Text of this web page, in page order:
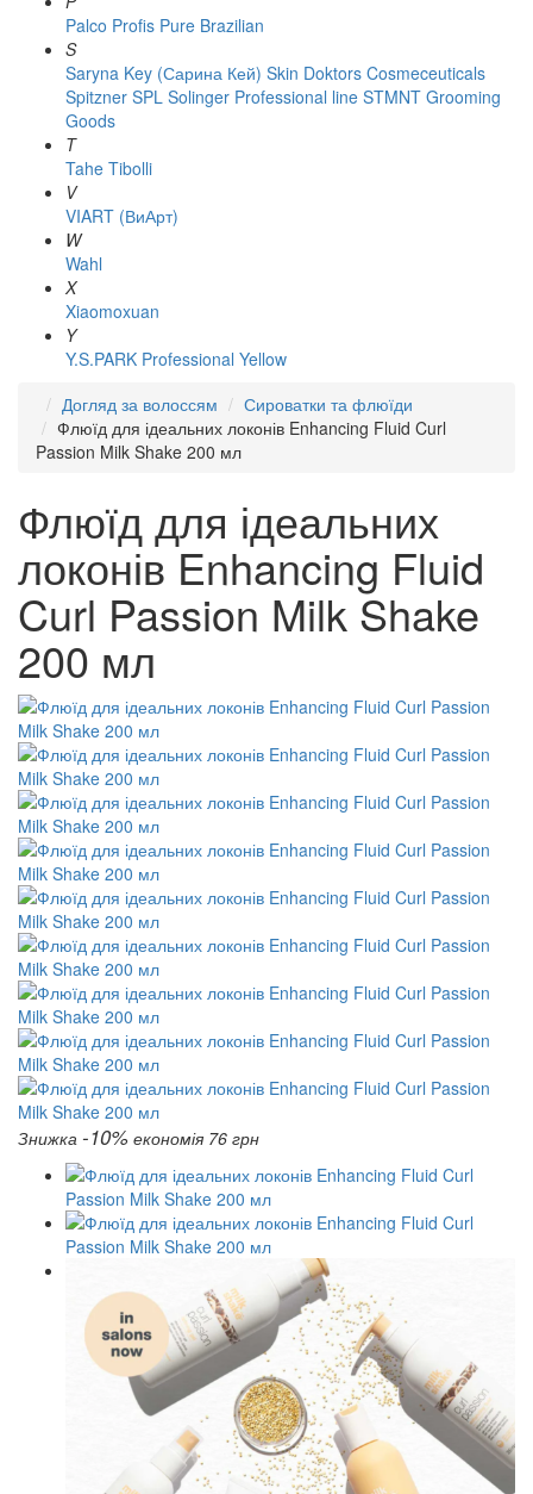
Palco Profis Pure Brazilian
S
Saryna Key (Сарина Кей) Skin Doktors Cosmeceuticals
Spitzner SPL Solinger Professional line STMNT Grooming
Goods
T
Tahe Tibolli
V
VIART (ВиАрт)
W
Wahl
X
Xiaomoxuan
Y
Y.S.PARK Professional Yellow
Догляд за волоссям
Сироватки та флюїди
Флюїд для ідеальних локонів Enhancing Fluid Curl
Passion Milk Shake 200 мл
Флюїд для ідеальних
локонів Enhancing Fluid
Curl Passion Milk Shake
200 мл
Знижка -10% економія 76 грн